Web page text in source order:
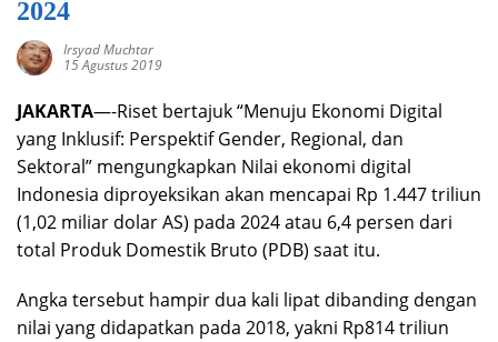
2024
Irsyad Muchtar
15 Agustus 2019
JAKARTA—-Riset bertajuk “Menuju Ekonomi Digital
yang Inklusif: Perspektif Gender, Regional, dan
Sektoral” mengungkapkan Nilai ekonomi digital
Indonesia diproyeksikan akan mencapai Rp 1.447 triliun
(1,02 miliar dolar AS) pada 2024 atau 6,4 persen dari
total Produk Domestik Bruto (PDB) saat itu.
Angka tersebut hampir dua kali lipat dibanding dengan
nilai yang didapatkan pada 2018, yakni Rp814 triliun